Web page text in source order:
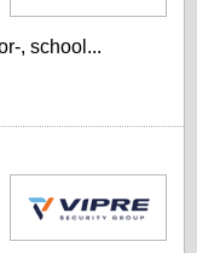
, school...